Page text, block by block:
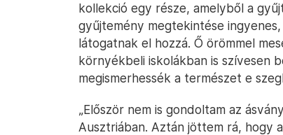
kollekció egy része, amelyből a
gyűjtemény megtekintése
látogatnak el hozzá. Ő örömmel
környékbeli iskolákban is szívesen
megismerhessék a természet e
„Először nem is gondoltam az
Ausztriában. Aztán jöttem rá, hogy